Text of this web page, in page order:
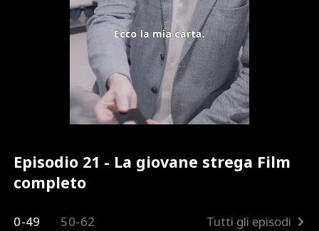
Episodio 21 - La giovane strega Film
completo
0-49 50-62 Tutti gli episodi